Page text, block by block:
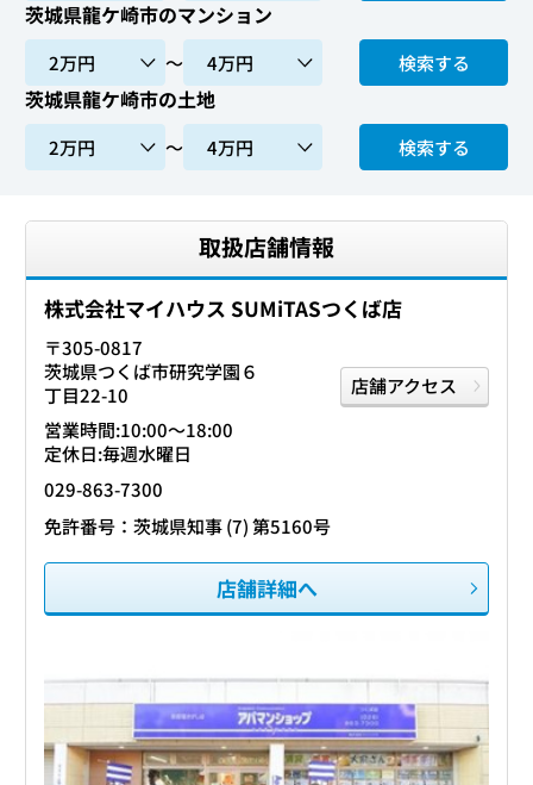
茨城県龍ケ崎市のマンション
〜 検索する
茨城県龍ケ崎市の土地
〜 検索する
取扱店舗情報
株式会社マイハウス SUMiTASつくば店
〒305-0817
茨城県つくば市研究学園６
丁目22-10
店舗アクセス
営業時間:10:00〜18:00
定休日:毎週水曜日
029-863-7300
免許番号：茨城県知事 (7) 第5160号
店舗詳細へ